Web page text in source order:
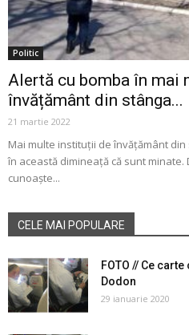
Politic
Alertă cu bomba în mai
învățământ din stânga...
21 martie 2022
Mai multe instituții de învățământ
în această dimineață că sunt
cunoaște...
CELE MAI POPULARE
FOTO // Ce
Dodon
29 ianuarie 2020